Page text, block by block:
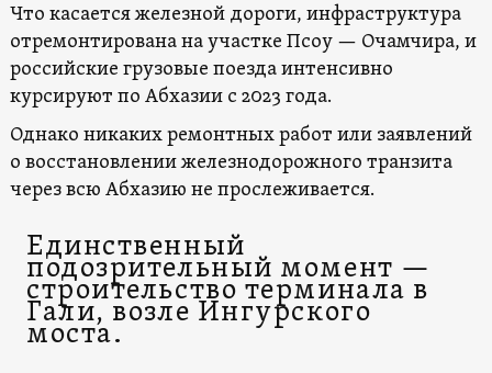
Что касается железной дороги, инфраструктура
отремонтирована на участке Псоу — Очамчира, и
российские грузовые поезда интенсивно
курсируют по Абхазии с 2023 года.
Однако никаких ремонтных работ или заявлений
о восстановлении железнодорожного транзита
через всю Абхазию не прослеживается.
Единственный
подозрительный момент —
строительство терминала в
Гали, возле Ингурского
моста.